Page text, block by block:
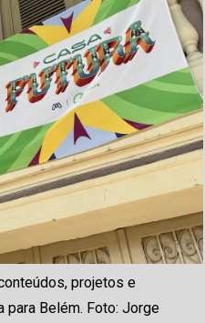
projetos e
para Belém. Foto: Jorge